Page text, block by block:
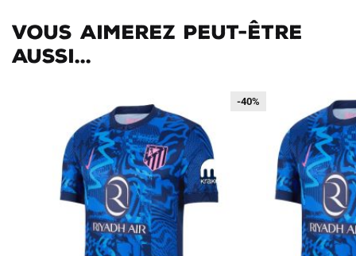
Vous aimerez peut-être
aussi...
-40%
-40%